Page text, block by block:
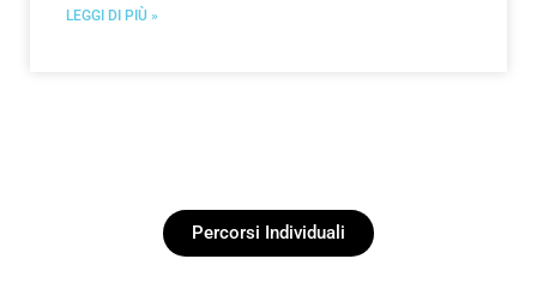
LEGGI DI PIÙ »
Percorsi Individuali